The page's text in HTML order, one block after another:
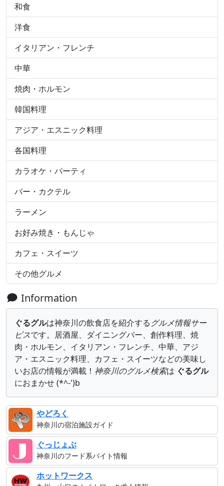
和食
洋食
イタリアン・フレンチ
中華
焼肉・ホルモン
韓国料理
アジア・エスニック料理
各国料理
カラオケ・パーティ
バー・カクテル
ラーメン
お好み焼き・もんじゃ
カフェ・スイーツ
その他グルメ
Information
ぐるグルは神奈川の飲食店を紹介する グルメ情報サー
ビスです。居酒屋、ダイニングバー、創作料理、焼
肉・ホルモン、イタリアン・フレンチ、中華、アジ
ア・エスニック料理、カフェ・スイーツなどの美味し
いお店の情報が満載！ 神奈川のグルメ検索は ぐるグル
におまかせ (*^-')b
やどろく
神奈川の宿泊施設ガイド
ぐっじょぶ
神奈川のフード系バイト情報
ホットワークス